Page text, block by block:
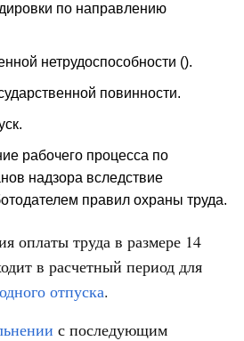
по направлению
нетрудоспособности ().
повинности.
рабочего процесса по
надзора вследствие
правил охраны труда.
оплаты труда в размере 14
в расчетный период для
отпуска.
с последующим